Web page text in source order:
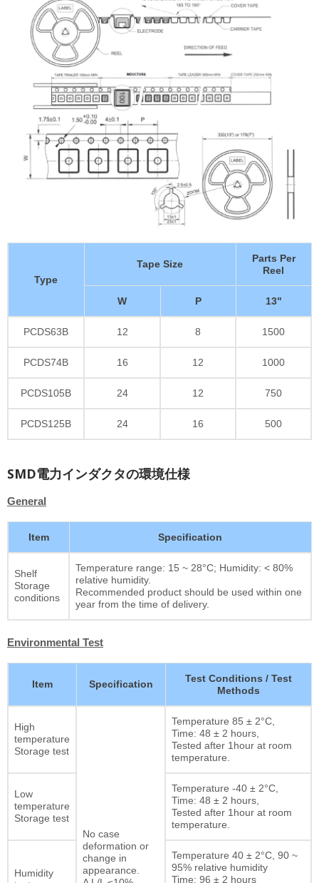
Type
Tape Size
Parts Per
Reel
W P 13"
PCDS63B 12 8 1500
PCDS74B 16 12 1000
PCDS105B 24 12 750
PCDS125B 24 16 500
SMD電力インダクタの環境仕様
General
Item Specification
Shelf
Storage
conditions
Temperature range: 15 ~ 28°C; Humidity: < 80%
relative humidity.
Recommended product should be used within one
year from the time of delivery.
Environmental Test
Item Specification
Test Conditions / Test
Methods
High
temperature
Storage test
No case
deformation or
change in
appearance.
Temperature 85 ± 2°C,
Time: 48 ± 2 hours,
Tested after 1hour at room
temperature.
Low
temperature
Storage test
Temperature -40 ± 2°C,
Time: 48 ± 2 hours,
Tested after 1hour at room
temperature.
Humidity
Temperature 40 ± 2°C, 90 ~
95% relative humidity
Time: 96 ± 2 hours